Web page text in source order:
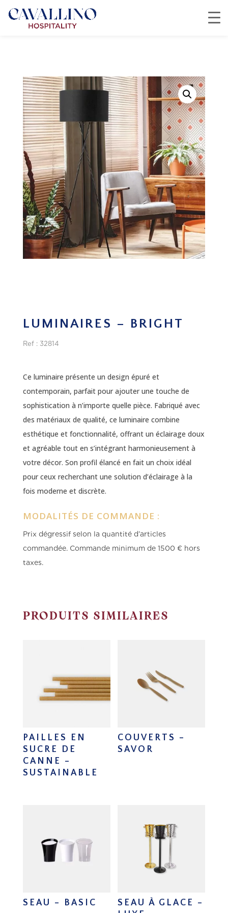
LUMINAIRES – BRIGHT
Ref : 32814
Ce luminaire présente un design épuré et
contemporain, parfait pour ajouter une touche de
sophistication à n’importe quelle pièce. Fabriqué avec
des matériaux de qualité, ce luminaire combine
esthétique et fonctionnalité, offrant un éclairage doux
et agréable tout en s’intégrant harmonieusement à
votre décor. Son profil élancé en fait un choix idéal
pour ceux recherchant une solution d’éclairage à la
fois moderne et discrète.
MODALITÉS DE COMMANDE :
Prix dégressif selon la quantité d’articles
commandée. Commande minimum de 1500 € hors
taxes.
PRODUITS SIMILAIRES
PAILLES EN
SUCRE DE
CANNE –
SUSTAINABLE
COUVERTS –
SAVOR
SEAU – BASIC
SEAU À GLACE –